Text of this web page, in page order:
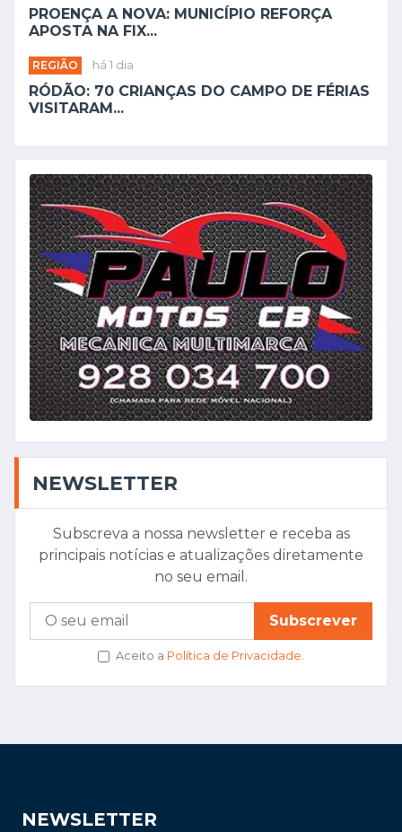
PROENÇA A NOVA: MUNICÍPIO REFORÇA
APOSTA NA FIX...
REGIÃO há 1 dia
RÓDÃO: 70 CRIANÇAS DO CAMPO DE FÉRIAS
VISITARAM...
NEWSLETTER
Subscreva a nossa newsletter e receba as
principais notícias e atualizações diretamente
no seu email.
Subscrever
Aceito a Política de Privacidade
NEWSLETTER